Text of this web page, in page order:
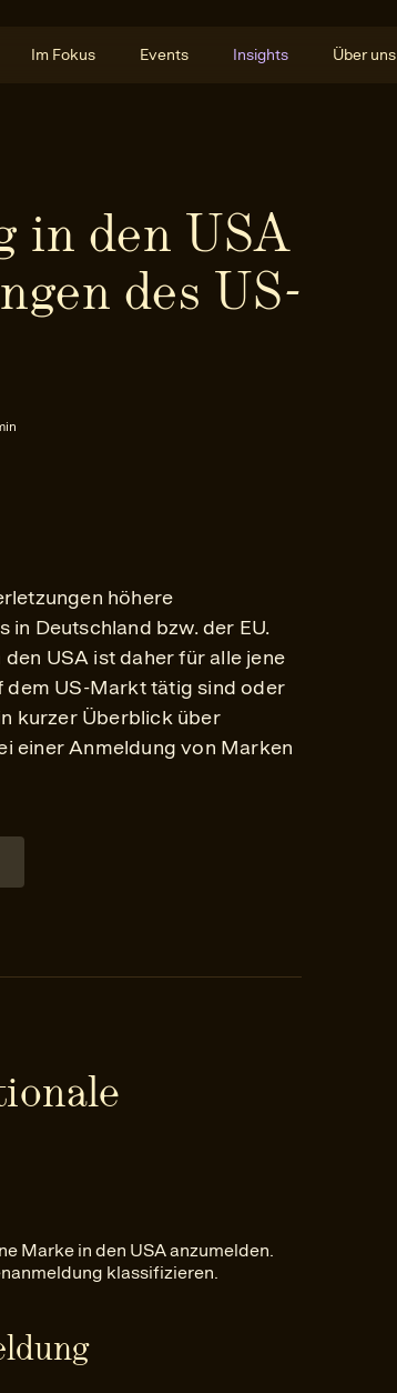
Im Fokus Events Insights Über uns
in den USA
des US-
höhere
Deutschland bzw. der EU.
USA ist daher für alle jene
dem US-Markt tätig sind oder
kurzer Überblick über
einer Anmeldung von Marken
Marke in den USA anzumelden.
klassifizieren.